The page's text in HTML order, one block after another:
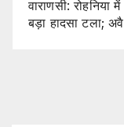
वाराणसी:
बड़ा हादसा टला;